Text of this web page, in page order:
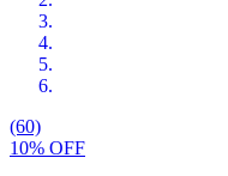
(60)
10% OFF